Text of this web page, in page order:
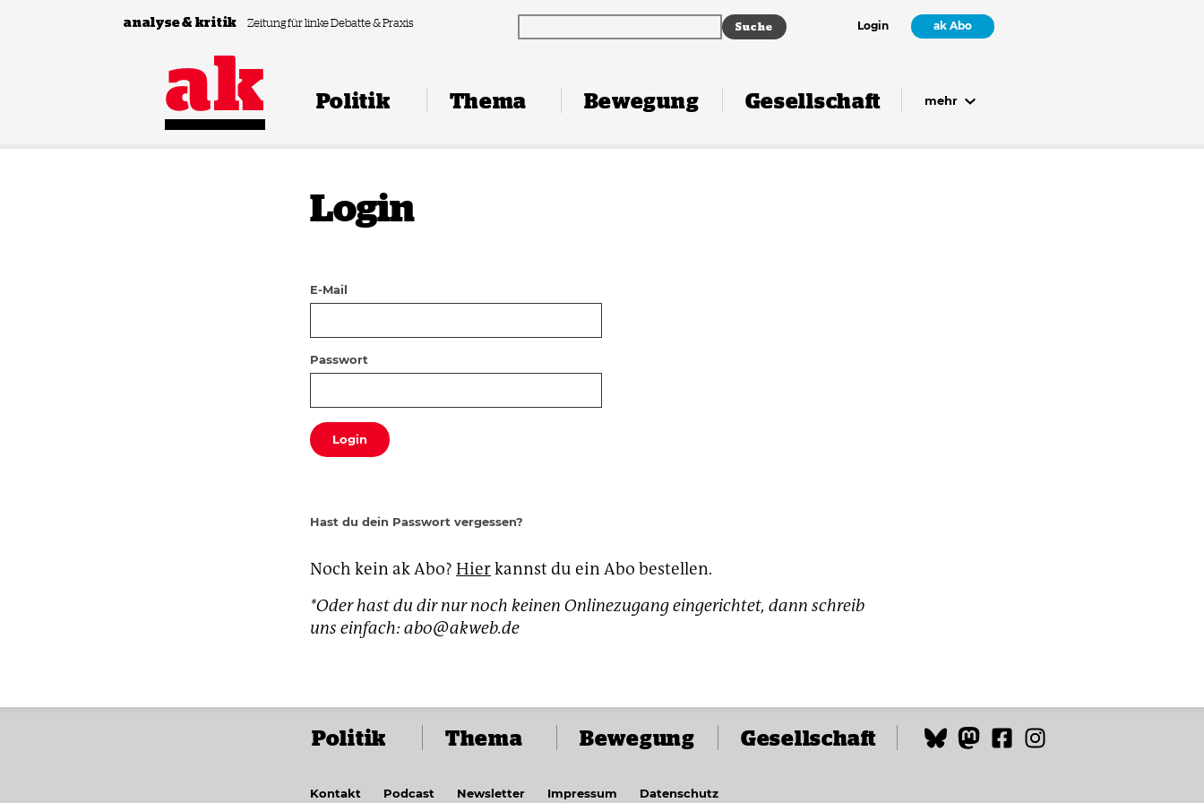
Zum Inhalt springen
analyse & kritik Zeitung für linke Debatte & Praxis Login ak Abo
Politik Thema Bewegung Gesellschaft mehr
Login
E-Mail
Passwort
Login
Hast du dein Passwort vergessen?
Noch kein ak Abo? Hierkannst du ein Abo bestellen.
*Oder hast du dir nur noch keinen Onlinezugang eingerichtet, dann schreib
uns einfach: abo@akweb.de
Politik Thema Bewegung Gesellschaft
Kontakt Podcast Newsletter Impressum Datenschutz